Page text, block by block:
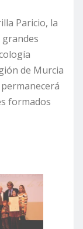
Paricio, la
de Murcia
formados